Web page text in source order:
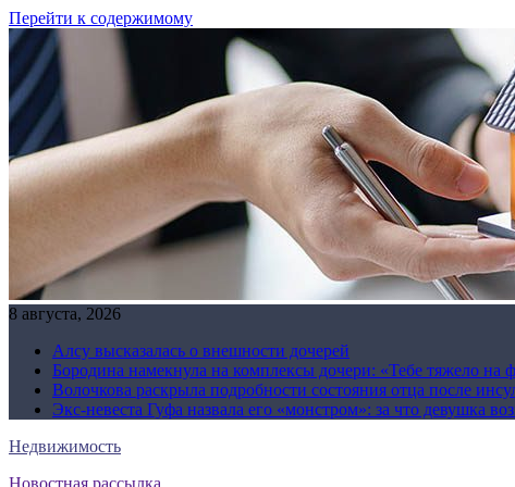
Перейти к содержимому
8 августа, 2026
Алсу высказалась о внешности дочерей
Бородина намекнула на комплексы дочери: «Тебе тяжело на
Волочкова раскрыла подробности состояния отца после
Экс-невеста Гуфа назвала его «монстром»: за что девушка
Недвижимость
Новостная рассылка